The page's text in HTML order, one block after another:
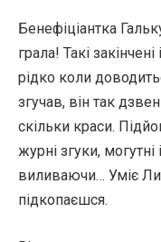
Бенефіціантка
грала! Такі
рідко коли
згучав, він так
скільки краси.
журні згуки, могутні
виливаючи… Уміє
підкопаєшся.